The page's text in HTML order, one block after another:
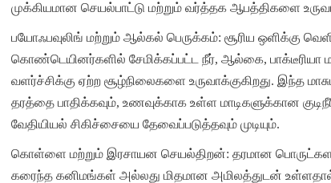
முக்கியமான செயல்பாட்டு மற்றும் வர்த்தக ஆபத்திகளை
பயோஃபவுலிங் மற்றும் ஆல்கல் பெருக்கம்: சூரிய ஒளிக்கு
கொண்டெயினர்களில் சேமிக்கப்பட்ட நீர், ஆல்கை, பாக்டீரியா
வளர்ச்சிக்கு ஏற்ற சூழ்நிலைகளை உருவாக்குகிறது. இந்த
தரத்தை பாதிக்கவும், உணவுக்காக உள்ள மாடிகளுக்கான
வேதியியல் சிகிச்சையை தேவைப்படுத்தவும் முடியும்.
கொள்ளை மற்றும் இரசாயன செயல்திறன்: தரமான
கரைந்த கனிமங்கள் அல்லது மிதமான அமிலத்துடன்